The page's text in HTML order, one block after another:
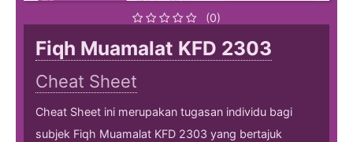
(0)
Fiqh Muamalat KFD 2303
Cheat Sheet
Cheat Sheet ini merupakan tugasan individu bagi
subjek Fiqh Muamalat KFD 2303 yang bertajuk